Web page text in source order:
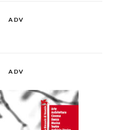
ADV
ADV